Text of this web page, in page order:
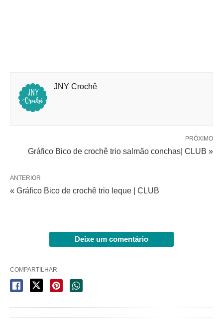
JNY Crochê
PRÓXIMO
Gráfico Bico de crochê trio salmão conchas| CLUB »
ANTERIOR
« Gráfico Bico de crochê trio leque | CLUB
Deixe um comentário
COMPARTILHAR